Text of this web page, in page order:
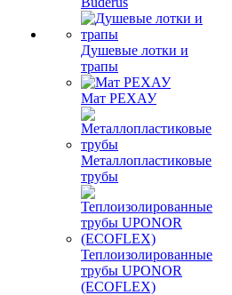
Душевые лотки и
трапы
Мат РЕХАУ
Металлопластиковые
трубы
Теплоизолированные
трубы UPONOR
(ECOFLEX)